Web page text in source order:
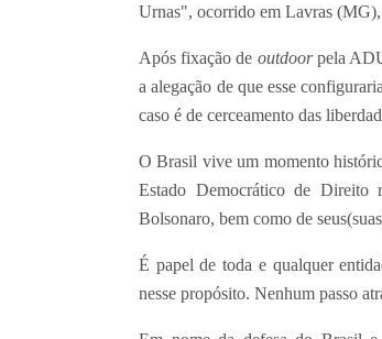
Urnas", ocorrido em Lavras
Após fixação de outdoorpela
a alegação de que esse configuraria
caso é de cerceamento das
O Brasil vive um momento
Estado Democrático de Direito
Bolsonaro, bem como de
É papel de toda e qualquer
nesse propósito. Nenhum passo